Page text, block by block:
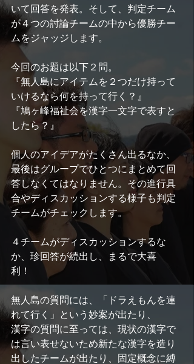
いて回答を発表。そして、判定チーム
が４つの討論チームの中から優勝チー
ムをジャッジします。
今回のお題は以下２問。
『無人島にアイテムを２つだけ持って
いけるなら何を持って行く？』
『鳩ヶ峰福祉会を漢字一文字で表すと
したら？』
個人のアイデアがたくさん出るなか、
最後はグループでひとつにまとめて回
答しなくてはなりません。その進行具
合やディスカッションする様子も判定
チームがチェックします。
４チームがディスカッションするな
か、珍回答が続出し、まるで大喜
利！
無人島の質問には、「ドラえもんを連
れて行く」という妙案が出たり、
漢字の質問に至っては、現状の漢字で
は言い表せないため新たな漢字を造り
出したチームが出たり、固定概念に縛